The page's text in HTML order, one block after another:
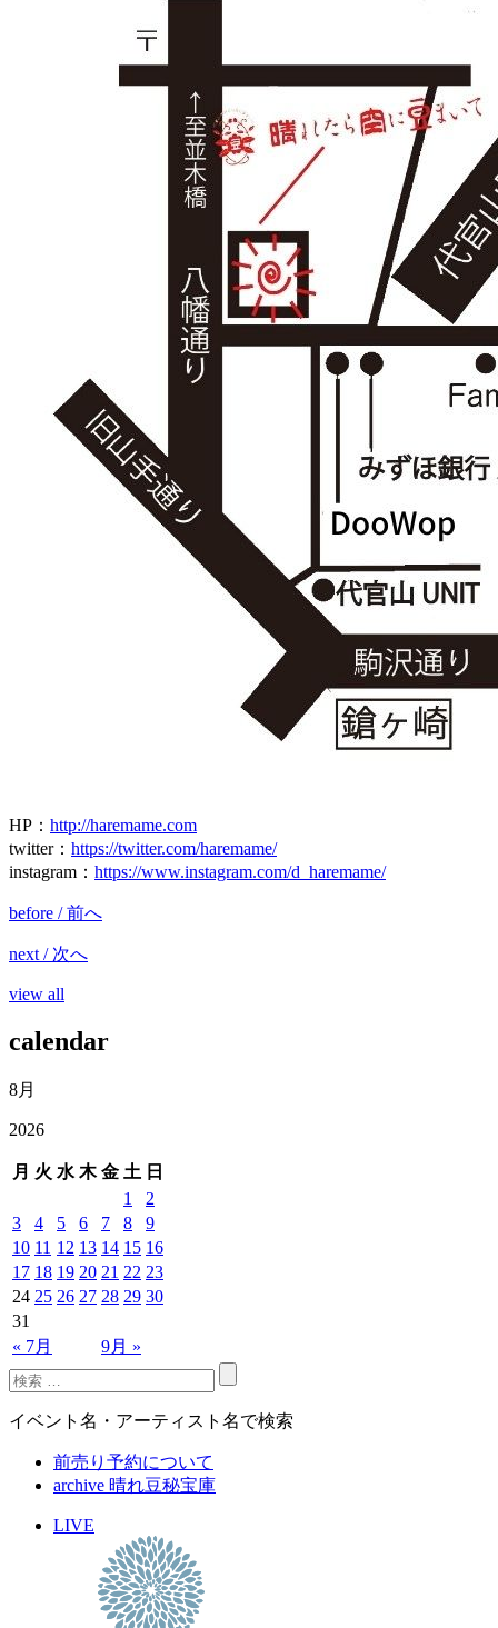
HP ： http://haremame.com
twitter： https://twitter.com/haremame/
instagram ： https://www.instagram.com/d_haremame/
before / 前へ
next / 次へ
view all
calendar
8月
2026
月 火 水 木 金 土 日
« 7月 9月 »
1
2
3
4 5 6 7 8
9
10 11 12 13 14 15 16
17 18 19 20 21 22 23
24 25 26 27 28 29 30
31
イベント名・アーティスト名で検索
前売り予約について
archive 晴れ豆秘宝庫
LIVE